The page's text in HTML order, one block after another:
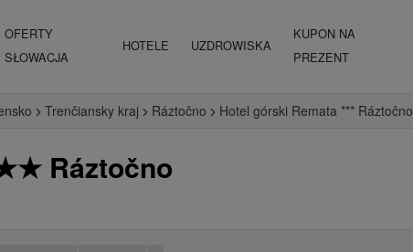
OFERTY
SŁOWACJA
HOTELE UZDROWISKA
KUPON NA
PREZENT
Trenčiansky kraj Ráztočno Hotel górski Remata *** Ráztočno
★ Ráztočno